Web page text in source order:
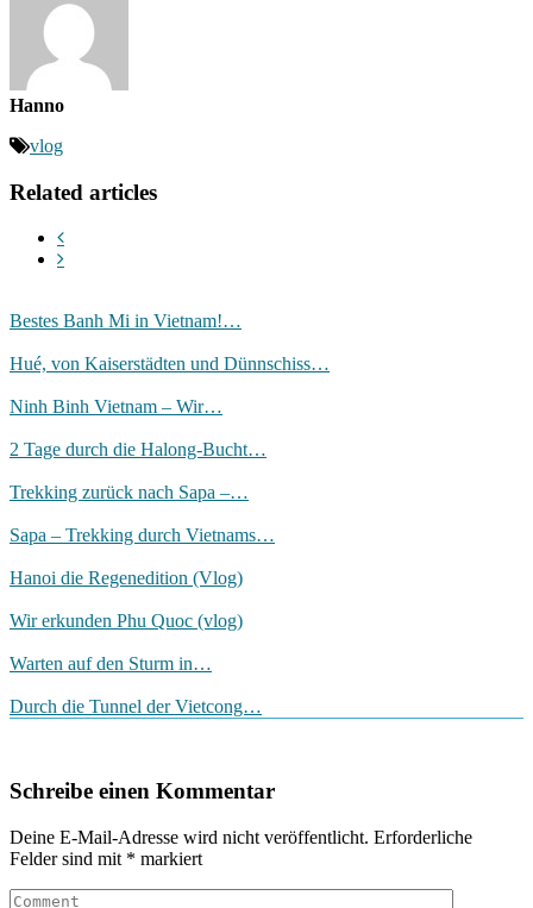
Hanno
vlog
Related articles
Bestes Banh Mi in Vietnam!…
Hué, von Kaiserstädten und Dünnschiss…
Ninh Binh Vietnam – Wir…
2 Tage durch die Halong-Bucht…
Trekking zurück nach Sapa –…
Sapa – Trekking durch Vietnams…
Hanoi die Regenedition (Vlog)
Wir erkunden Phu Quoc (vlog)
Warten auf den Sturm in…
Durch die Tunnel der Vietcong…
Schreibe einen Kommentar
Deine E-Mail-Adresse wird nicht veröffentlicht. Erforderliche
Felder sind mit * markiert